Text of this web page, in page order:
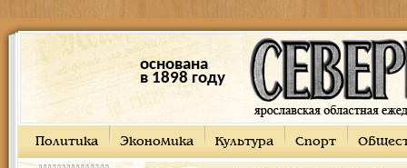
основана
в 1898 году
Политика Экономика Культура Спорт